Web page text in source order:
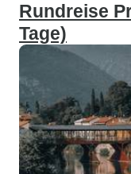
Rundreise
Tage)